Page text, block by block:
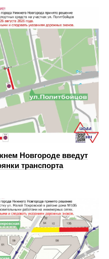
Новгороде введут
транспорта